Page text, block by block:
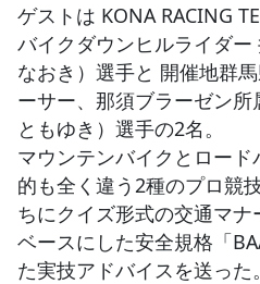
ゲストは KONA RACING
バイクダウンヒルライダ
なおき）選手と 開催地群
ーサー、那須ブラーゼン
ともゆき）選手の2名。
マウンテンバイクとロー
的も全く違う2種のプロ競
ちにクイズ形式の交通マ
ベースにした安全規格「
た実技アドバイスを送った。